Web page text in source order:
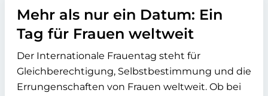
Mehr als nur ein Datum: Ein
Tag für Frauen weltweit
Der Internationale Frauentag steht für
Gleichberechtigung, Selbstbestimmung und die
Errungenschaften von Frauen weltweit. Ob bei